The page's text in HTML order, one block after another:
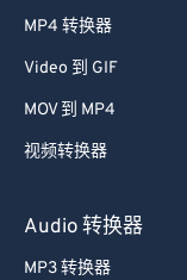
MP4 转换器
Video 到 GIF
MOV 到 MP4
视频转换器
Audio 转换器
MP3 转换器